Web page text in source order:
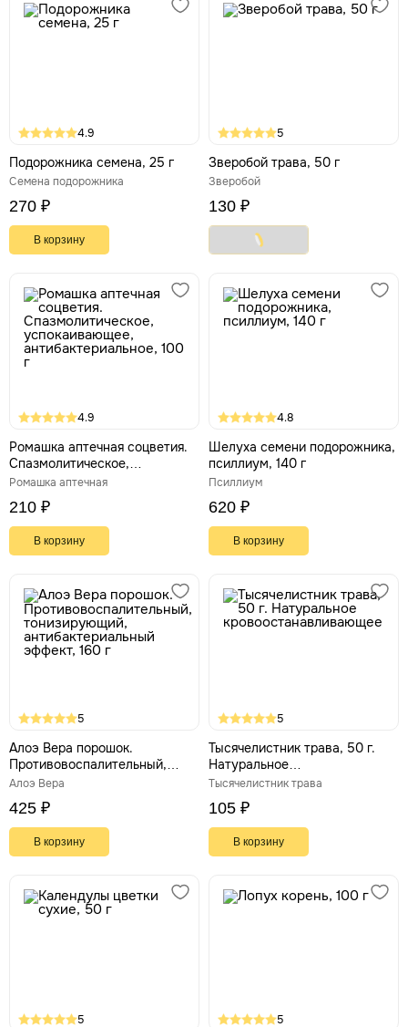
4.9
Подорожника семена, 25 г
Семена подорожника
270 ₽
В корзину
5
Зверобой трава, 50 г
Зверобой
130 ₽
4.9
Ромашка аптечная соцветия.
Спазмолитическое,
успокаивающее,
Ромашка аптечная
210 ₽
В корзину
4.8
Шелуха семени подорожника,
псиллиум, 140 г
Псиллиум
620 ₽
В корзину
5
Алоэ Вера порошок.
Противовоспалительный,
тонизирующий,
160 г
Алоэ Вера
425 ₽
В корзину
5
Тысячелистник трава, 50 г.
Натуральное
кровоостанавливающее
Тысячелистник трава
105 ₽
В корзину
5 5